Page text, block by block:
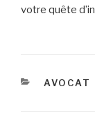
votre quête